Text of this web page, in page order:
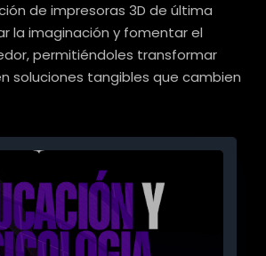
de impresoras 3D de última
la imaginación y fomentar el
permitiéndoles transformar
soluciones tangibles que cambien